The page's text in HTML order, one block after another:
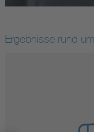
Ergebnisse rund